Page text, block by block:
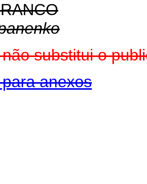
substitui o
anexos